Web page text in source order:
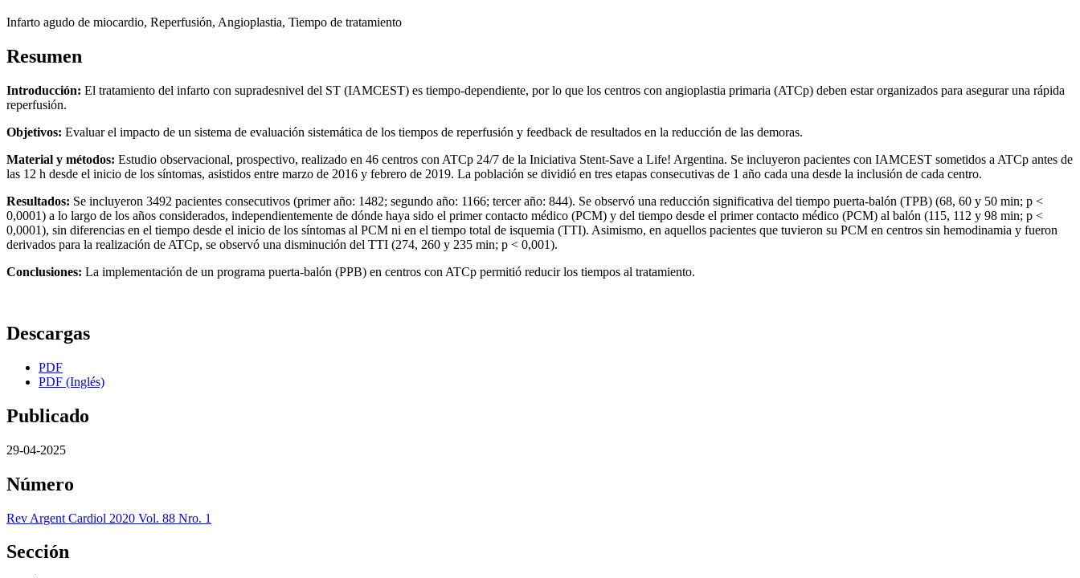
Infarto agudo de miocardio, Reperfusión, Angioplastia, Tiempo de tratamiento
Resumen
Introducción: El tratamiento del infarto con supradesnivel del ST (IAMCEST) es tiempo-dependiente, por lo que los centros con angioplastia primaria (ATCp) deben estar organizados para asegurar una rápida
reperfusión.
Objetivos: Evaluar el impacto de un sistema de evaluación sistemática de los tiempos de reperfusión y feedback de resultados en la reducción de las demoras.
Material y métodos: Estudio observacional, prospectivo, realizado en 46 centros con ATCp 24/7 de la Iniciativa Stent-Save a Life! Argentina. Se incluyeron pacientes con IAMCEST sometidos a ATCp antes de
las 12 h desde el inicio de los síntomas, asistidos entre marzo de 2016 y febrero de 2019. La población se dividió en tres etapas consecutivas de 1 año cada una desde la inclusión de cada centro.
Resultados: Se incluyeron 3492 pacientes consecutivos (primer año: 1482; segundo año: 1166; tercer año: 844). Se observó una reducción significativa del tiempo puerta-balón (TPB) (68, 60 y 50 min; p <
0,0001) a lo largo de los años considerados, independientemente de dónde haya sido el primer contacto médico (PCM) y del tiempo desde el primer contacto médico (PCM) al balón (115, 112 y 98 min; p <
0,0001), sin diferencias en el tiempo desde el inicio de los síntomas al PCM ni en el tiempo total de isquemia (TTI). Asimismo, en aquellos pacientes que tuvieron su PCM en centros sin hemodinamia y fueron
derivados para la realización de ATCp, se observó una disminución del TTI (274, 260 y 235 min; p < 0,001).
Conclusiones: La implementación de un programa puerta-balón (PPB) en centros con ATCp permitió reducir los tiempos al tratamiento.
Descargas
PDF
PDF (Inglés)
Publicado
29-04-2025
Número
Rev Argent Cardiol 2020 Vol. 88 Nro. 1
Sección